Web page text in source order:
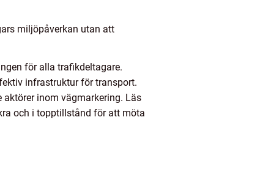
miljöpåverkan utan att
för alla trafikdeltagare.
infrastruktur för transport.
aktörer inom vägmarkering. Läs
och i topptillstånd för att möta